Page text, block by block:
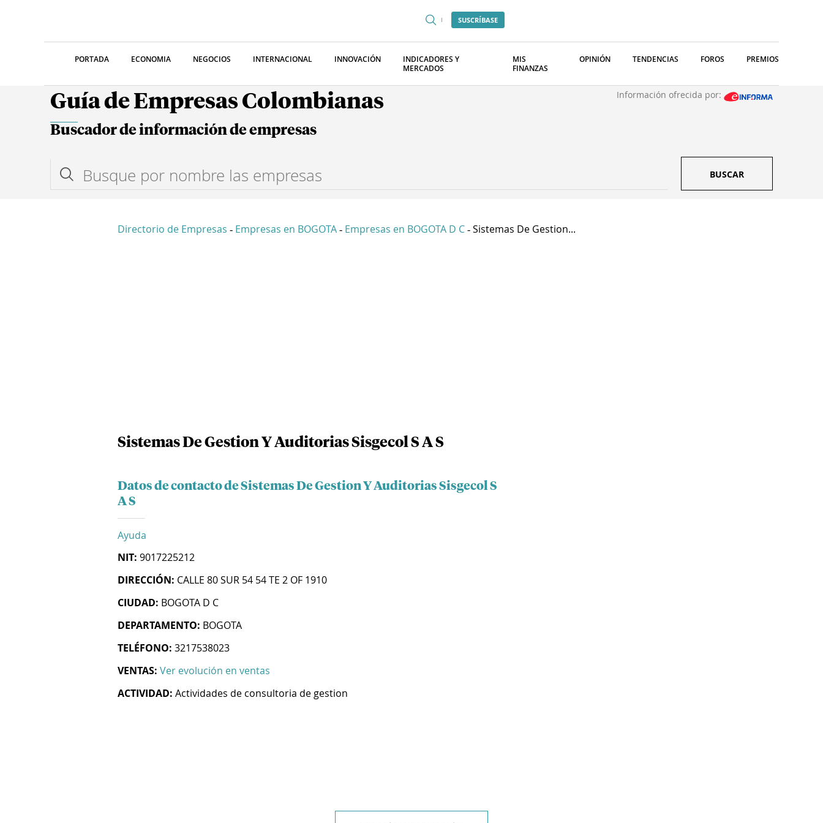
SUSCRÍBASE
PORTADA ECONOMIA NEGOCIOS INTERNACIONAL INNOVACIÓN
INDICADORES Y
MERCADOS
MIS
FINANZAS
OPINIÓN TENDENCIAS FOROS PREMIOS
Guía de Empresas Colombianas Información ofrecida por:
Buscador de información de empresas
BUSCAR
Directorio de Empresas - Empresas en BOGOTA - Empresas en BOGOTA D C - Sistemas De Gestion...
Sistemas De Gestion Y Auditorias Sisgecol S A S
Datos de contacto de Sistemas De Gestion Y Auditorias Sisgecol S
A S
Ayuda
NIT: 9017225212
DIRECCIÓN: CALLE 80 SUR 54 54 TE 2 OF 1910
CIUDAD: BOGOTA D C
DEPARTAMENTO: BOGOTA
TELÉFONO: 3217538023
VENTAS: Ver evolución en ventas
ACTIVIDAD: Actividades de consultoria de gestion